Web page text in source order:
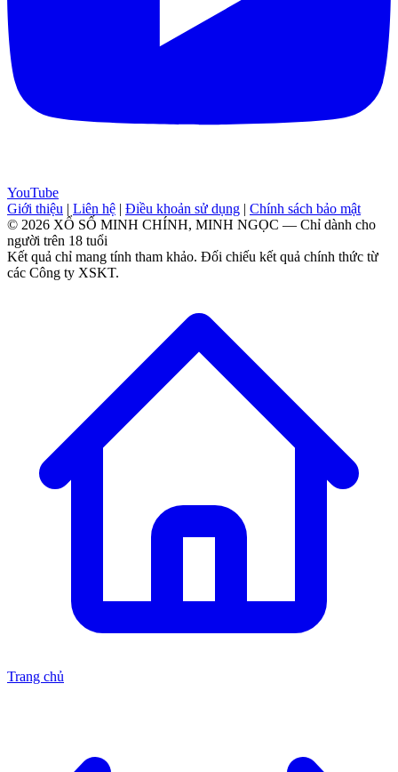
YouTube
Giới thiệu | Liên hệ | Điều khoản sử dụng | Chính sách bảo mật
© 2026 XỔ SỐ MINH CHÍNH, MINH NGỌC — Chỉ dành cho
người trên 18 tuổi
Kết quả chỉ mang tính tham khảo. Đối chiếu kết quả chính thức từ
các Công ty XSKT.
Trang chủ